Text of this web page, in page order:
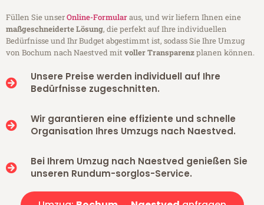
Füllen Sie unserOnline-Formularaus, und wir liefern Ihnen eine
maßgeschneiderte Lösung, die perfekt auf Ihre individuellen
Bedürfnisse und Ihr Budget abgestimmt ist, sodass Sie Ihre Umzug
von Bochum nach Naestved mitvoller Transparenzplanen können.
Unsere Preise werden individuell auf Ihre
Bedürfnisse zugeschnitten.
Wir garantieren eine effiziente und schnelle
Organisation Ihres Umzugs nach Naestved.
Bei Ihrem Umzug nach Naestved genießen Sie
unseren Rundum-sorglos-Service.